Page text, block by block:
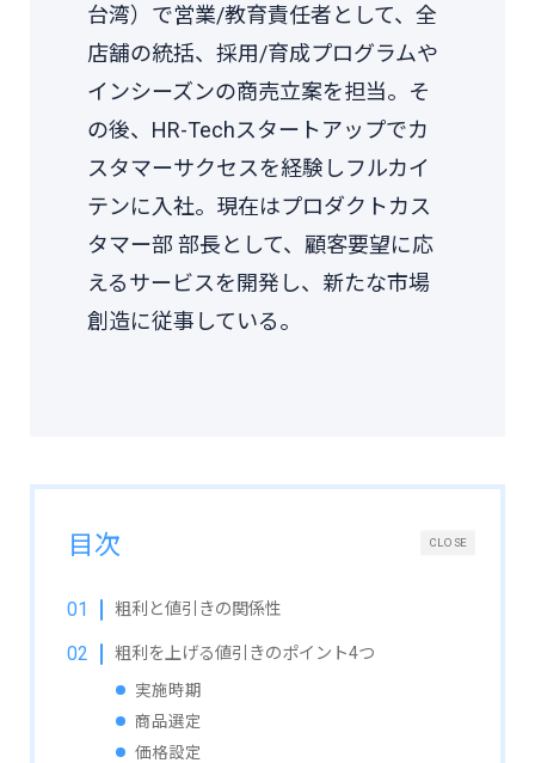
台湾）で営業/教育責任者として、全
店舗の統括、採用/育成プログラムや
インシーズンの商売立案を担当。そ
の後、HR-Techスタートアップでカ
スタマーサクセスを経験しフルカイ
テンに入社。現在はプロダクトカス
タマー部 部長として、顧客要望に応
えるサービスを開発し、新たな市場
創造に従事している。
CLOSE
目次
粗利と値引きの関係性
粗利を上げる値引きのポイント4つ
実施時期
商品選定
価格設定